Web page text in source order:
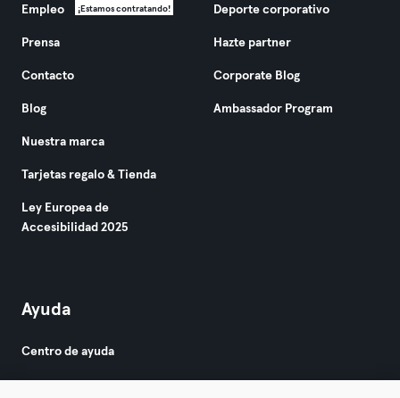
Empleo ¡Estamos contratando!
Prensa
Contacto
Blog
Nuestra marca
Tarjetas regalo & Tienda
Ley Europea de
Accesibilidad 2025
Deporte corporativo
Hazte partner
Corporate Blog
Ambassador Program
Ayuda
Centro de ayuda